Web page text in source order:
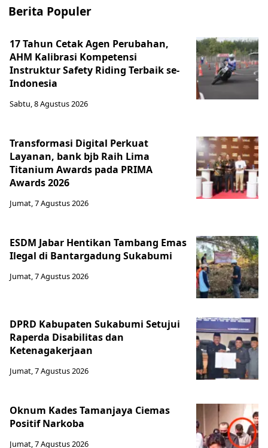
Berita Populer
17 Tahun Cetak Agen Perubahan,
AHM Kalibrasi Kompetensi
Instruktur Safety Riding Terbaik se-
Indonesia
Sabtu, 8 Agustus 2026
Transformasi Digital Perkuat
Layanan, bank bjb Raih Lima
Titanium Awards pada PRIMA
Awards 2026
Jumat, 7 Agustus 2026
ESDM Jabar Hentikan Tambang Emas
Ilegal di Bantargadung Sukabumi
Jumat, 7 Agustus 2026
DPRD Kabupaten Sukabumi Setujui
Raperda Disabilitas dan
Ketenagakerjaan
Jumat, 7 Agustus 2026
Oknum Kades Tamanjaya Ciemas
Positif Narkoba
Jumat, 7 Agustus 2026